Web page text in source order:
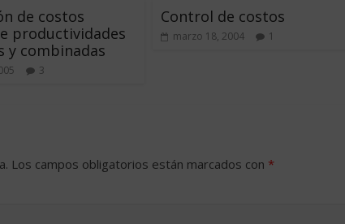
de costos
productividades
y combinadas
3
Control de costos
marzo 18, 2004 1
Los campos obligatorios están marcados con *